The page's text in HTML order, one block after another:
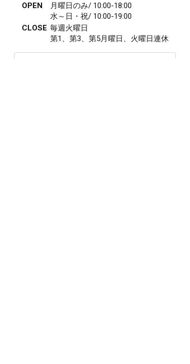
OPEN
月曜日のみ/ 10:00-18:00
水～日・祝/ 10:00-19:00
CLOSE 毎週火曜日
第1、第3、第5月曜日、火曜日連休